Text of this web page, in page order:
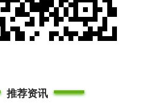
推荐资讯